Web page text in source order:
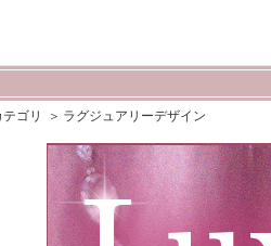
ゴリ ラグジュアリーデザイン